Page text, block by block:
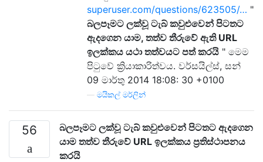
superuser.com/questions/623505/… "
බලපෑමට ලක්වූ ටැබ් කවුළුවෙන් පිටතට
ඇදගෙන යාම, තත්ව තීරුවේ ඇති URL
ඉලක්කය යථා තත්වයට පත් කරයි " මෙම
පිටුවේ ක්‍රියාකාරිත්වය. වර්සයිල්ස්, සන්
09 මාර්තු 2014 18:08: 30 +0100
මයිකල් මර්ලින්
56
බලපෑමට ලක්වූ ටැබ් කවුළුවෙන් පිටතට ඇදගෙන
යාම තත්ව තීරුවේ URL ඉලක්කය ප්‍රතිස්ථාපනය
කරයි